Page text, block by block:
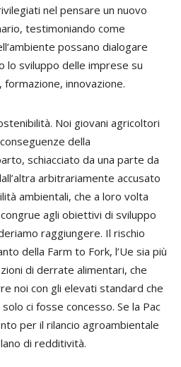
nel pensare un nuovo
testimoniando come
possano dialogare
lo sviluppo delle imprese su
innovazione.
Noi giovani agricoltori
della
schiacciato da una parte da
arbitrariamente accusato
ambientali, che a loro volta
agli obiettivi di sviluppo
raggiungere. Il rischio
della Farm to Fork, l’Ue sia più
di derrate alimentari, che
noi con gli elevati standard che
ci fosse concesso. Se la Pac
per il rilancio agroambientale
di redditività.